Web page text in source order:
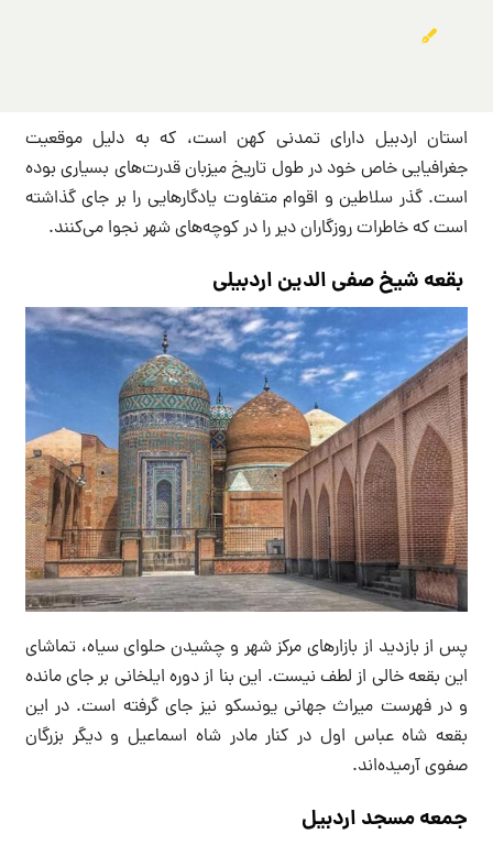
استان اردبیل دارای تمدنی کهن است، که به دلیل موقعیت
جغرافیایی خاص خود در طول تاریخ میزبان قدرت‌های بسیاری بوده
است. گذر سلاطین و اقوام متفاوت یادگارهایی را بر جای گذاشته
است که خاطرات روزگاران دیر را در کوچه‌های شهر نجوا می‌کنند.
بقعه شیخ صفی الدین اردبیلی
پس از بازدید از بازارهای مرکز شهر و چشیدن حلوای سیاه، تماشای
این بقعه خالی از لطف نیست. این بنا از دوره ایلخانی بر جای مانده
و در فهرست میراث جهانی یونسکو نیز جای گرفته است. در این
بقعه شاه عباس اول در کنار مادر شاه اسماعیل و دیگر بزرگان
صفوی آرمیده‌اند.
جمعه مسجد اردبیل